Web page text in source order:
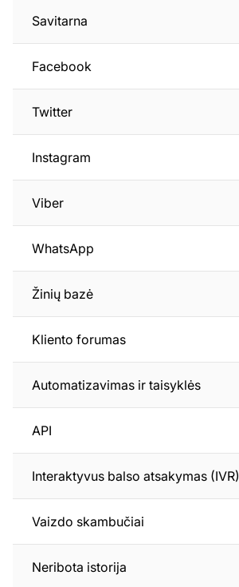
Savitarna
Facebook
Twitter
Instagram
Viber
WhatsApp
Žinių bazė
Kliento forumas
Automatizavimas ir taisyklės
API
Interaktyvus balso atsakymas (IVR)
Vaizdo skambučiai
Neribota istorija